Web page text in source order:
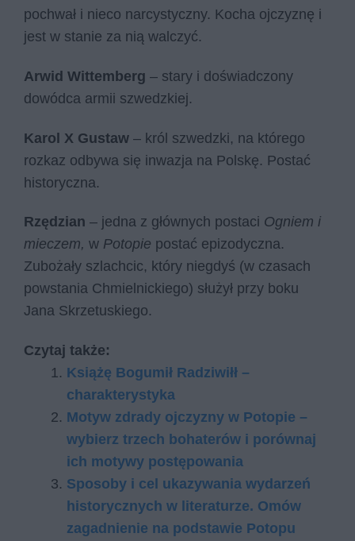
pochwał i nieco narcystyczny. Kocha ojczyznę i
jest w stanie za nią walczyć.
Arwid Wittemberg – stary i doświadczony
dowódca armii szwedzkiej.
Karol X Gustaw – król szwedzki, na którego
rozkaz odbywa się inwazja na Polskę. Postać
historyczna.
Rzędzian – jedna z głównych postaci Ogniem i
mieczem, w Potopie postać epizodyczna.
Zubożały szlachcic, który niegdyś (w czasach
powstania Chmielnickiego) służył przy boku
Jana Skrzetuskiego.
Czytaj także:
Książę Bogumił Radziwiłł –
charakterystyka
Motyw zdrady ojczyzny w Potopie –
wybierz trzech bohaterów i porównaj
ich motywy postępowania
Sposoby i cel ukazywania wydarzeń
historycznych w literaturze. Omów
zagadnienie na podstawie Potopu